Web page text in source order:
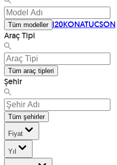
Tüm modeller i20KONATUCSON
Araç Tipi
Tüm araç tipleri
Şehir
Tüm şehirler
Fiyat
Yıl